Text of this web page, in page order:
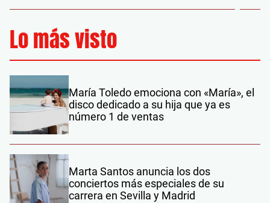
Lo más visto
María Toledo emociona con «María», el
disco dedicado a su hija que ya es
número 1 de ventas
Marta Santos anuncia los dos
conciertos más especiales de su
carrera en Sevilla y Madrid